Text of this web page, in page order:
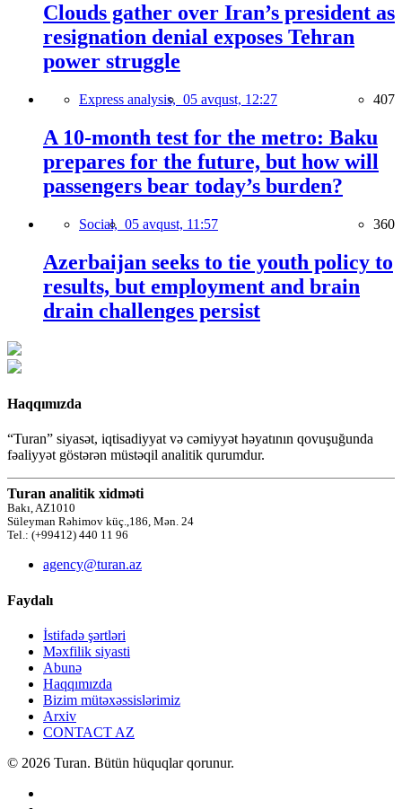
Clouds gather over Iran’s president as
resignation denial exposes Tehran
power struggle
Express analysis, 05 avqust, 12:27 407
A 10-month test for the metro: Baku
prepares for the future, but how will
passengers bear today’s burden?
Social, 05 avqust, 11:57 360
Azerbaijan seeks to tie youth policy to
results, but employment and brain
drain challenges persist
Haqqımızda
“Turan” siyasət, iqtisadiyyat və cəmiyyət həyatının qovuşuğunda
fəaliyyət göstərən müstəqil analitik qurumdur.
Turan analitik xidməti
Bakı, AZ1010
Süleyman Rəhimov küç.,186, Mən. 24
Tel.: (+99412) 440 11 96
agency@turan.az
Faydalı
İstifadə şərtləri
Məxfilik siyasti
Abunə
Haqqımızda
Bizim mütəxəssislərimiz
Arxiv
CONTACT AZ
© 2026 Turan. Bütün hüquqlar qorunur.